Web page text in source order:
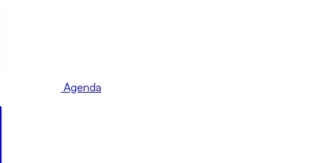
Agenda